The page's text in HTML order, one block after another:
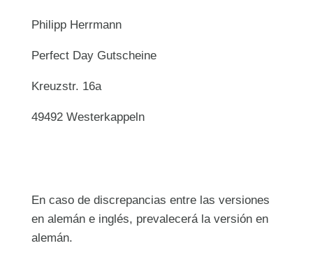
Philipp Herrmann
Perfect Day Gutscheine
Kreuzstr. 16a
49492 Westerkappeln
En caso de discrepancias entre las versiones
en alemán e inglés, prevalecerá la versión en
alemán.